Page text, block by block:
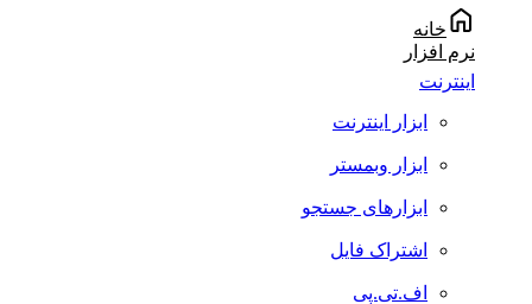
خانه
نرم افزار
اینترنت
ابزار اینترنت
ابزار وبمستر
ابزارهای جستجو
اشتراک فایل
اف.تی.پی